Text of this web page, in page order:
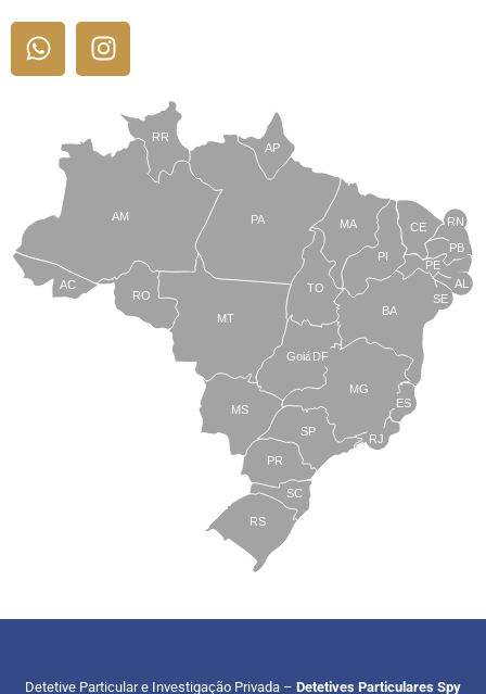
TO
BA
SE
PE
AL
RN
CE
PI
MA
AP
PA
RR
AM
AC
RO
MT
MS
Goiás
PR
SC
RS
SP
MG
RJ
ES
DF
PB
Detetive Particular e Investigação Privada – Detetives Particulares Spy